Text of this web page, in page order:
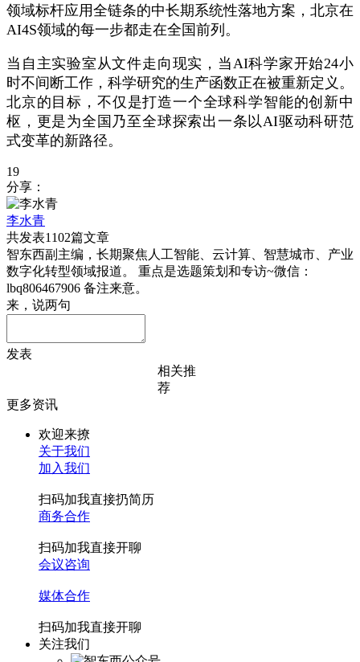
领域标杆应用全链条的中长期系统性落地方案，北京在
AI4S领域的每一步都走在全国前列。
当自主实验室从文件走向现实，当AI科学家开始24小
时不间断工作，科学研究的生产函数正在被重新定义。
北京的目标，不仅是打造一个全球科学智能的创新中
枢，更是为全国乃至全球探索出一条以AI驱动科研范
式变革的新路径。
19
分享：
李水青
共发表1102篇文章
智东西副主编，长期聚焦人工智能、云计算、智慧城市、产业
数字化转型领域报道。 重点是选题策划和专访~微信：
lbq806467906 备注来意。
来，说两句
发表
相关推
荐
更多资讯
欢迎来撩
关于我们
加入我们
扫码加我直接扔简历
商务合作
扫码加我直接开聊
会议咨询
媒体合作
扫码加我直接开聊
关注我们